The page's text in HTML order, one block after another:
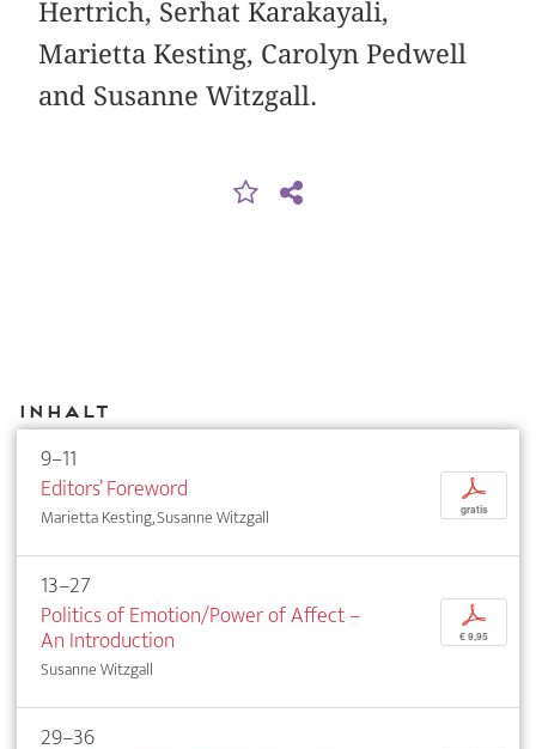
Hertrich, Serhat Karakayali,
Marietta Kesting, Carolyn Pedwell
and Susanne Witzgall.
Inhalt
9–11
Editors’ Foreword
Marietta Kesting, Susanne Witzgall
p
gratis
13–27
Politics of Emotion/Power of Affect –
An Introduction
Susanne Witzgall
p
€ 9,95
29–36